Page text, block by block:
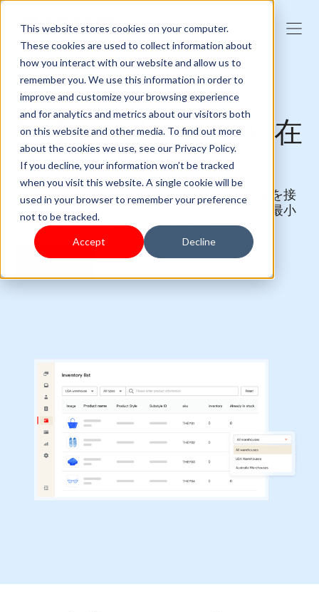
This website stores cookies on your computer.
These cookies are used to collect information about
how you interact with our website and allow us to
remember you. We use this information in order to
improve and customize your browsing experience
and for analytics and metrics about our visitors both
on this website and other media. To find out more
about the cookies we use, see our Privacy Policy.
If you decline, your information won’t be tracked
when you visit this website. A single cookie will be
used in your browser to remember your preference
not to be tracked.
Accept Decline
Shoplazza POS在庫システム
規模を拡大しながら在
庫を管理
すべての販売チャネルとロケーションで在庫を接
続し、管理します。効率を高め、販売ロスを最小
限に抑え、顧客の満足度を維持します。
スタート